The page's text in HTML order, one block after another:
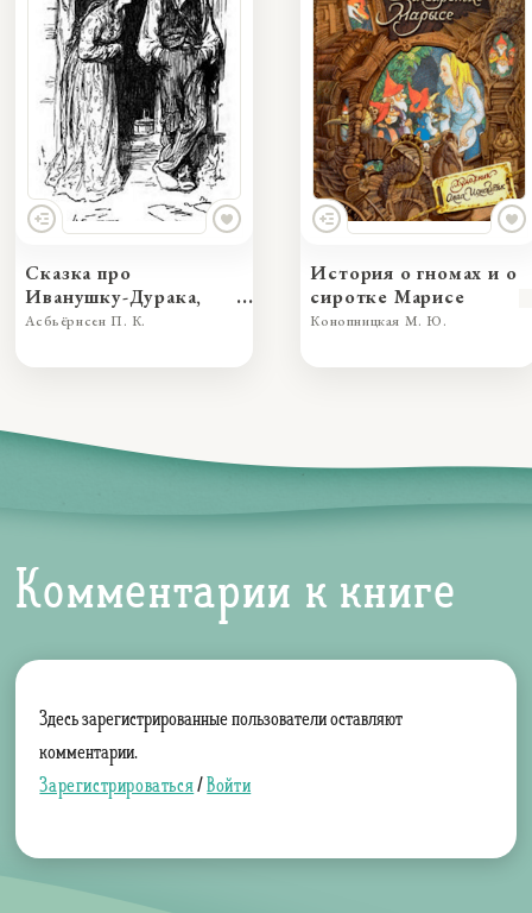
Сказка про
Иванушку-Дурака,
превзошедшего во
Асбьёрнсен П. К.
История о гномах и о
сиротке Марисе
Конопницкая М. Ю.
Комментарии к книге
Здесь зарегистрированные пользователи оставляют
комментарии.
Зарегистрироваться/Войти